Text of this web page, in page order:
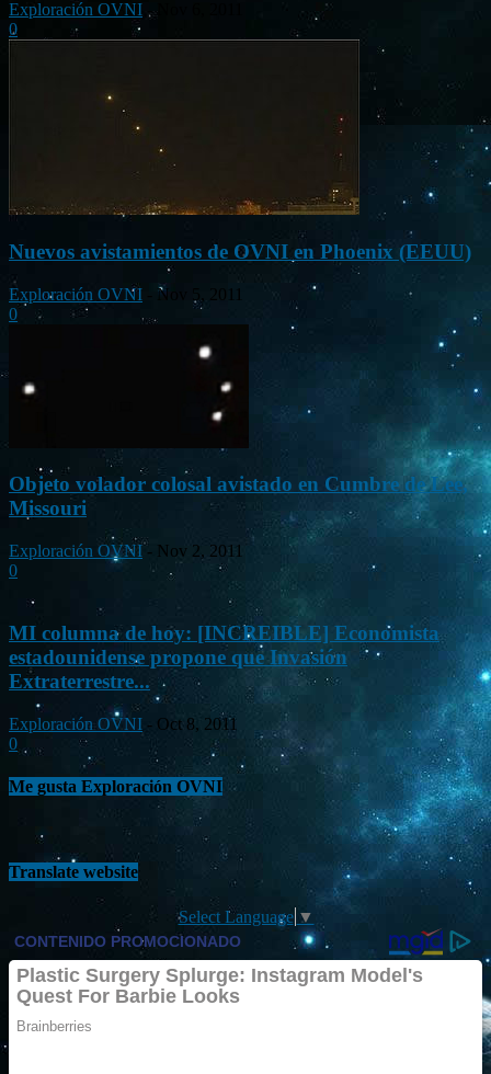
Exploración OVNI
0
Nuevos avistamientos de OVNI en Phoenix (EEUU)
Exploración OVNI
Nov 5, 2011
0
Objeto volador colosal avistado en Cumbre de Lee,
Missouri
Exploración OVNI - Nov 2, 2011
0
MI columna de hoy: [INCREIBLE] Economista
estadounidense propone que Invasión
Extraterrestre...
Exploración OVNI - Oct 8, 2011
0
Me gusta Exploración OVNI
Translate website
Select Language ▼